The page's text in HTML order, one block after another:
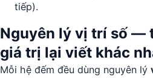
tiếp).
Nguyên lý vị trí số —
giá trị lại viết khác
Mỗi hệ đếm đều dùng nguyên lý